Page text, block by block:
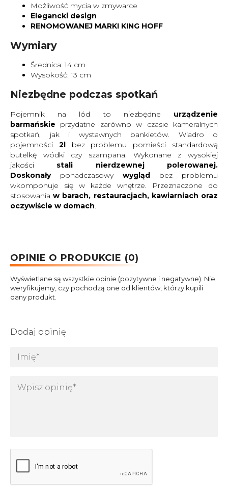
Możliwość mycia w zmywarce
Elegancki design
RENOMOWANEJ MARKI KING HOFF
Wymiary
Średnica: 14 cm
Wysokość: 13 cm
Niezbędne podczas spotkań
Pojemnik na lód to niezbędne urządzenie
barmańskie przydatne zarówno w czasie kameralnych
spotkań, jak i wystawnych bankietów. Wiadro o
pojemności 2lbez problemu pomieści standardową
butelkę wódki czy szampana. Wykonane z wysokiej
jakości stali nierdzewnej polerowanej.
Doskonały ponadczasowy wygląd bez problemu
wkomponuje się w każde wnętrze. Przeznaczone do
stosowaniaw barach, restauracjach, kawiarniach oraz
oczywiście w domach
OPINIE O PRODUKCIE (0)
Wyświetlane są wszystkie opinie (pozytywne i negatywne). Nie
weryfikujemy, czy pochodzą one od klientów, którzy kupili
dany produkt.
Dodaj opinię